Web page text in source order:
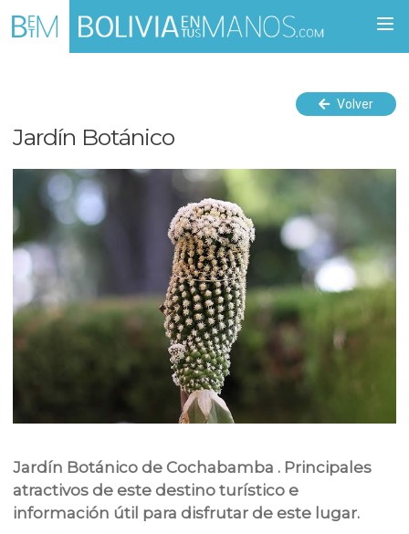
Volver
Jardín Botánico
Jardín Botánico de Cochabamba . Principales
atractivos de este destino turístico e
información útil para disfrutar de este lugar.